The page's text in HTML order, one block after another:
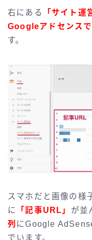
右にある 「サイト運
Googleアドセンス
す。
スマホだと画像の様
に
「記事URL」 が並
列 にGoogle
でいます。